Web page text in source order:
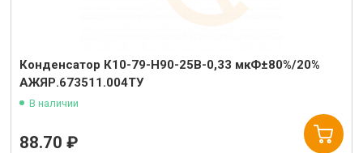
Конденсатор К10-79-Н90-25В-0,33 мкФ±80%/20%
АЖЯР.673511.004ТУ
В наличии
88.70 ₽